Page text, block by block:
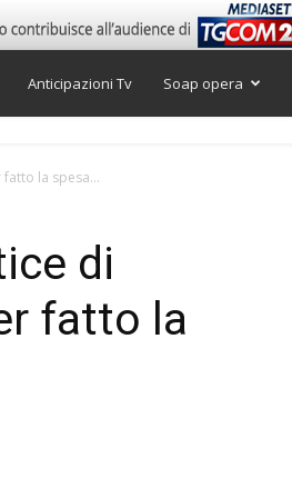
Anticipazioni Tv Soap opera
la spesa...
di
fatto la